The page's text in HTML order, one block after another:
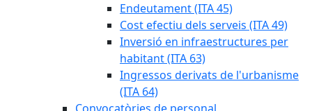
Endeutament (ITA 45)
Cost efectiu dels serveis (ITA 49)
Inversió en infraestructures per
habitant (ITA 63)
Ingressos derivats de l'urbanisme
(ITA 64)